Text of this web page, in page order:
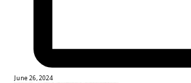
June 26, 2024